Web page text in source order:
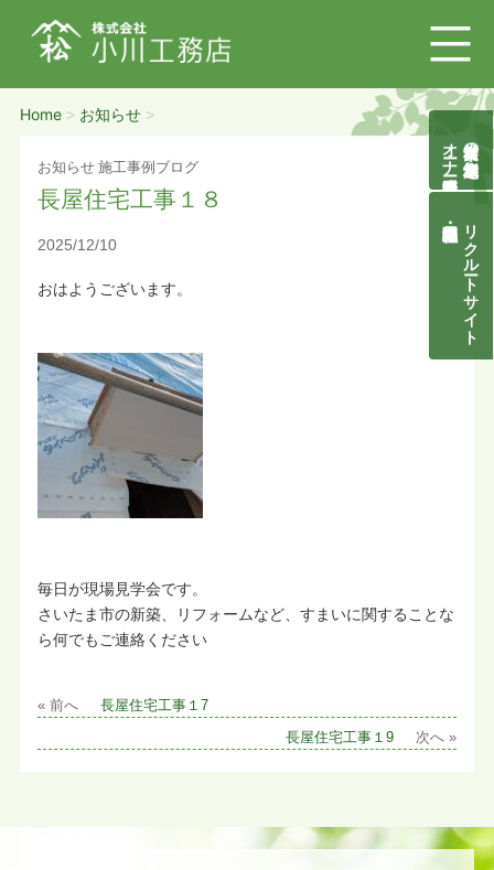
Home> お知らせ>
お知らせ 施工事例ブログ
長屋住宅工事１８
2025/12/10
おはようございます。
毎日が現場見学会です。
さいたま市の新築、リフォームなど、すまいに関することな
ら何でもご連絡ください
« 前へ 長屋住宅工事１7
長屋住宅工事１9 次へ »
自然素材の無垢木造住宅
オーナー様募集説明会
リクルートサイト